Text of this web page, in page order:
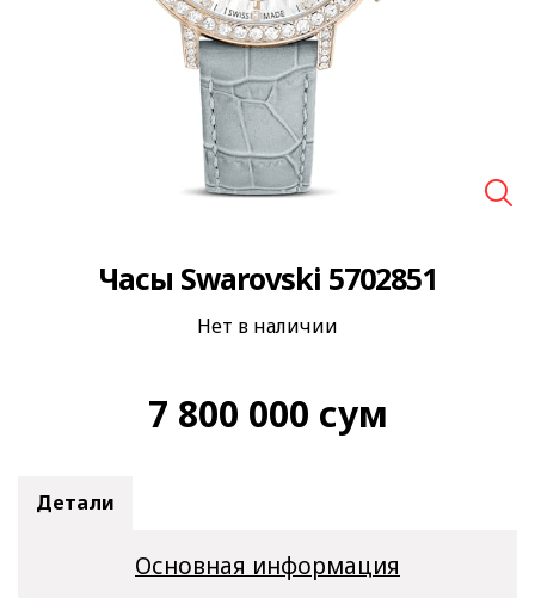
Часы Swarovski 5702851
Нет в наличии
7 800 000 сум
Детали
Основная информация